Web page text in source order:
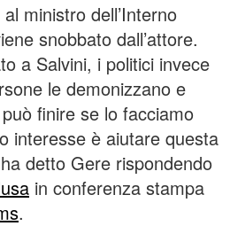
ministro dell’Interno
snobbato dall’attore.
a Salvini, i politici invece
le demonizzano e
finire se lo facciamo
interesse è aiutare questa
detto Gere rispondendo
in conferenza stampa
.